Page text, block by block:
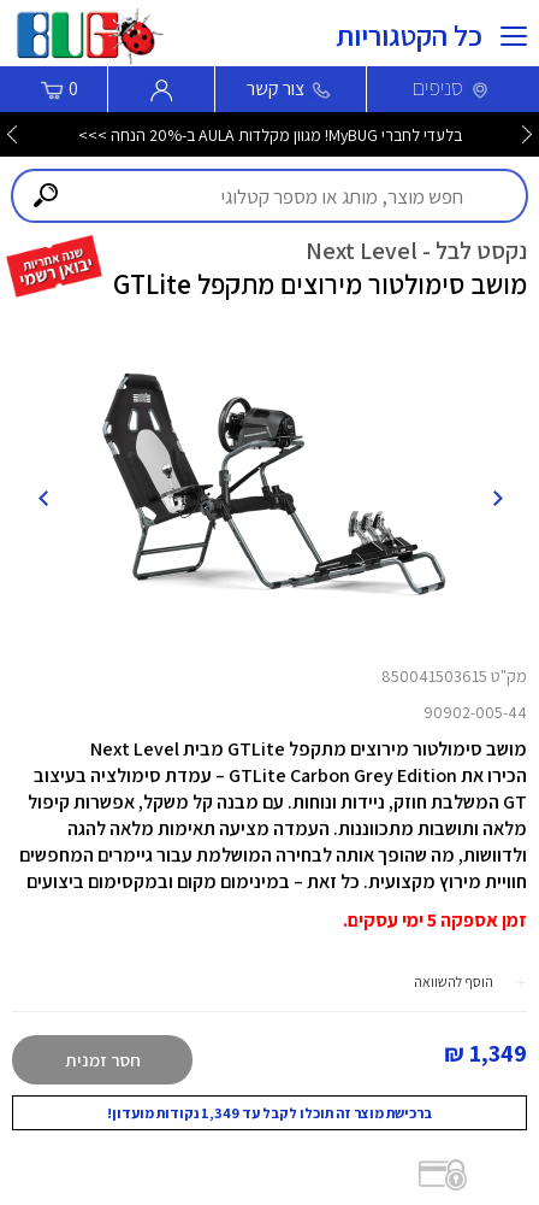
כל הקטגוריות
סניפים צור קשר 0
בלעדי לחברי MyBUG! מגוון מקלדות AULA ב-20% הנחה >>>
נקסט לבל - Next Level
מושב סימולטור מירוצים מתקפל GTLite
מק"ט 850041503615
90902-005-44
מושב סימולטור מירוצים מתקפל GTLite מבית Next Level
הכירו את GTLite Carbon Grey Edition – עמדת סימולציה בעיצוב
GT המשלבת חוזק, ניידות ונוחות. עם מבנה קל משקל, אפשרות קיפול
מלאה ותושבות מתכווננות. העמדה מציעה תאימות מלאה להגה
ולדוושות, מה שהופך אותה לבחירה המושלמת עבור גיימרים המחפשים
חוויית מירוץ מקצועית. כל זאת – במינימום מקום ובמקסימום ביצועים
זמן אספקה 5 ימי עסקים.
הוסף להשוואה
1,349 ₪ חסר זמנית
ברכישת מוצר זה תוכלו לקבל עד 1,349 נקודות מועדון!